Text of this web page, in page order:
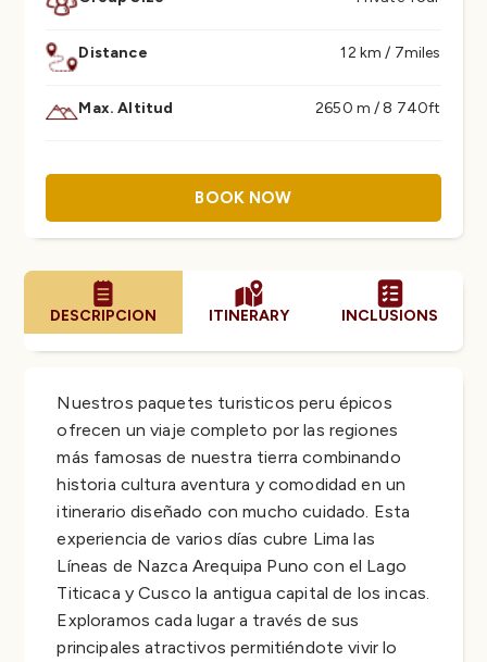
Distance 12 km / 7miles
Max. Altitud 2650 m / 8 740ft
BOOK NOW
DESCRIPCION ITINERARY INCLUSIONS
Nuestros paquetes turisticos peru épicos
ofrecen un viaje completo por las regiones
más famosas de nuestra tierra combinando
historia cultura aventura y comodidad en un
itinerario diseñado con mucho cuidado. Esta
experiencia de varios días cubre Lima las
Líneas de Nazca Arequipa Puno con el Lago
Titicaca y Cusco la antigua capital de los incas.
Exploramos cada lugar a través de sus
principales atractivos permitiéndote vivir lo